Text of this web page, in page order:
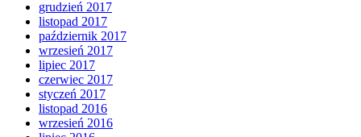
grudzień 2017
listopad 2017
październik 2017
wrzesień 2017
lipiec 2017
czerwiec 2017
styczeń 2017
listopad 2016
wrzesień 2016